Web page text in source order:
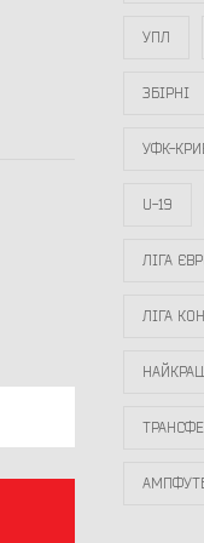
УПЛ
ЗБІРНІ
УФК-
U-19
ЛІГА
ЛІГА